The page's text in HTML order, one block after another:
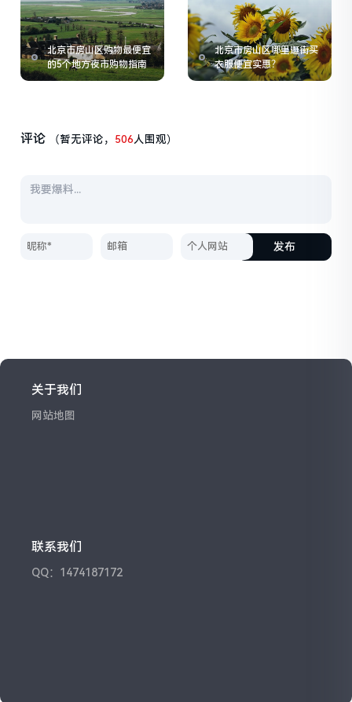
北京市房山区购物最便宜
的5个地方夜市购物指南
北京市房山区哪里逛街买
衣服便宜实惠？
评论 （暂无评论， 506人围观）
发布
关于我们
网站地图
联系我们
QQ：1474187172